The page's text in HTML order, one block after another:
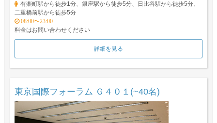
有楽町駅から徒歩1分、銀座駅から徒歩5分、日比谷駅から徒歩5分、
二重橋前駅から徒歩5分
08:00〜23:00
料金はお問い合わせください
詳細を見る
東京国際フォーラム Ｇ４０１(~40名)